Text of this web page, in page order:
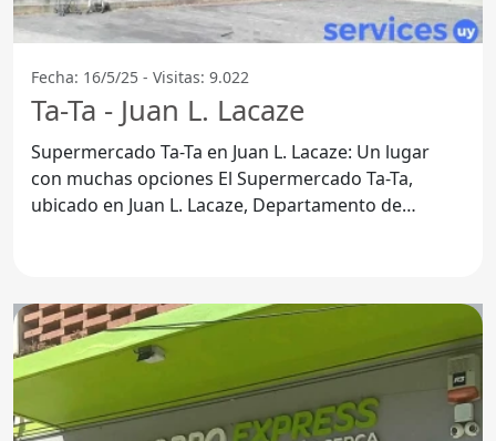
Fecha: 16/5/25 - Visitas: 9.022
Ta-Ta - Juan L. Lacaze
Supermercado Ta-Ta en Juan L. Lacaze: Un lugar
con muchas opciones El Supermercado Ta-Ta,
ubicado en Juan L. Lacaze, Departamento de